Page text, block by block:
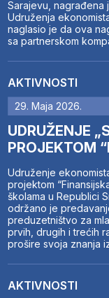
Sarajevu, nagrađena
Udruženja
naglasio je da ova
sa partnerskom
AKTIVNOSTI
29. Maja 2026.
UDRUŽENJE
PROJEKTOM
Udruženje
projektom
školama u Republici
održano je
preduzetništvo za
prvih, drugih i trećih
prošire svoja znanja
AKTIVNOSTI